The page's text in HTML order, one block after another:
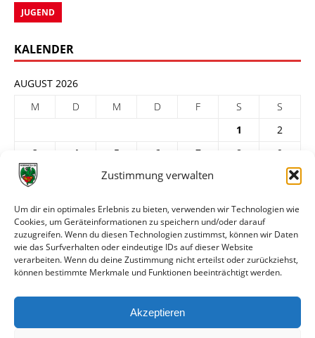
Zustimmung verwalten
Um dir ein optimales Erlebnis zu bieten, verwenden wir Technologien wie
Cookies, um Geräteinformationen zu speichern und/oder darauf
zuzugreifen. Wenn du diesen Technologien zustimmst, können wir Daten
wie das Surfverhalten oder eindeutige IDs auf dieser Website
verarbeiten. Wenn du deine Zustimmung nicht erteilst oder zurückziehst,
können bestimmte Merkmale und Funktionen beeinträchtigt werden.
Akzeptieren
JUGEND
KALENDER
AUGUST 2026
M
D M D F S
S
1
2
3
4 5 6 7 8
9
10
12 13 14
24
25 26 27 28 29
31
« Juli
ARCHIV